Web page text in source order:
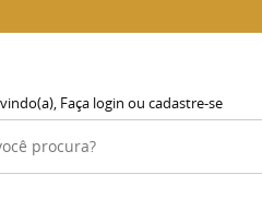
Faça login ou cadastre-se